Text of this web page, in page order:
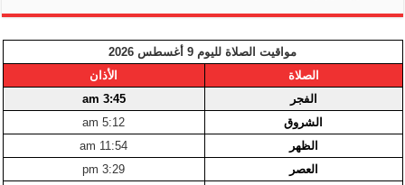
مواقيت الصلاة لليوم 9 أغسطس 2026
الصلاة
الأذان
الفجر
3:45 am
الشروق
5:12 am
الظهر
11:54 am
العصر
3:29 pm